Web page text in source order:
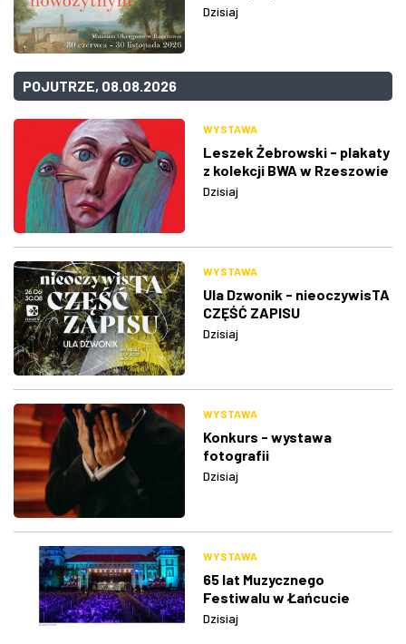
Dzisiaj
POJUTRZE, 08.08.2026
WYSTAWA
Leszek Żebrowski - plakaty
z kolekcji BWA w Rzeszowie
Dzisiaj
WYSTAWA
Ula Dzwonik - nieoczywisTA
CZĘŚĆ ZAPISU
Dzisiaj
WYSTAWA
Konkurs - wystawa
fotografii
Dzisiaj
WYSTAWA
65 lat Muzycznego
Festiwalu w Łańcucie
Dzisiaj